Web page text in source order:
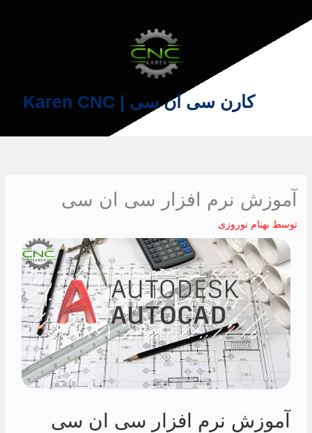
به
کارن سی ان سی | Karen CNC
آموزش نرم افزار سی ان سی
توسط بهنام نوروزی
آموزش نرم افزار سی ان سی